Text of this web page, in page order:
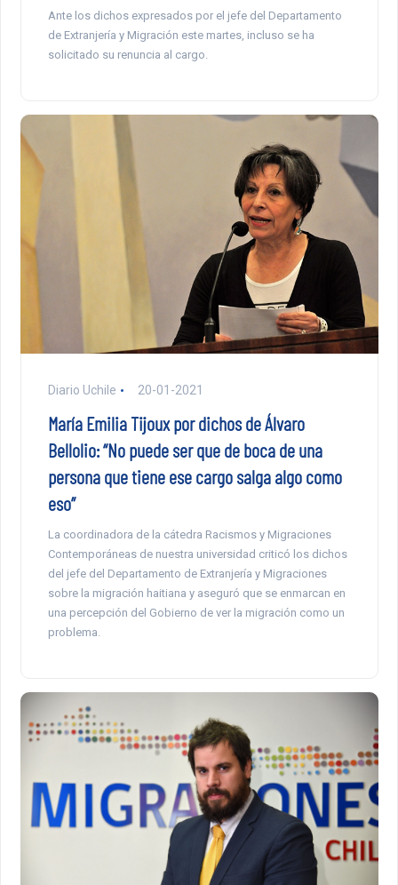
Ante los dichos expresados por el jefe del Departamento
de Extranjería y Migración este martes, incluso se ha
solicitado su renuncia al cargo.
Diario Uchile 20-01-2021
María Emilia Tijoux por dichos de Álvaro
Bellolio: “No puede ser que de boca de una
persona que tiene ese cargo salga algo como
eso”
La coordinadora de la cátedra Racismos y Migraciones
Contemporáneas de nuestra universidad criticó los dichos
del jefe del Departamento de Extranjería y Migraciones
sobre la migración haitiana y aseguró que se enmarcan en
una percepción del Gobierno de ver la migración como un
problema.